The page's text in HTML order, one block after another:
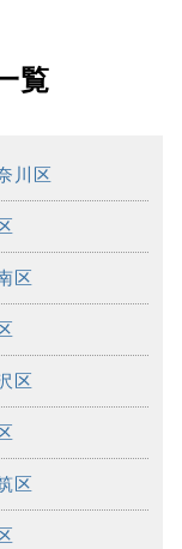
覧
川区
区
区
区